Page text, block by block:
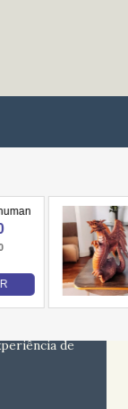
de